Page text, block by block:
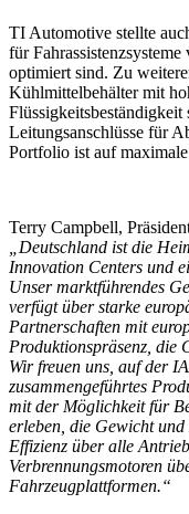
TI Automotive stellte
für
optimiert sind. Zu
Kühlmittelbehälter mit
Leitungsanschlüsse für
Portfolio ist auf
Terry Campbell,
„Deutschland ist die
Innovation Centers und
Unser marktführendes
verfügt über starke
Partnerschaften mit
Produktionspräsenz, die
Wir freuen uns, auf der
zusammengeführtes
mit der Möglichkeit für
erleben, die Gewicht
Effizienz über alle
Verbrennungsmotoren
Fahrzeugplattformen.“